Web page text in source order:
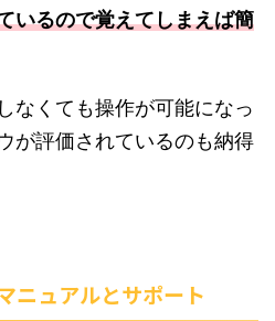
いるので覚えてしまえば簡
なくても操作が可能になっ
が評価されているのも納得
ニュアルとサポート